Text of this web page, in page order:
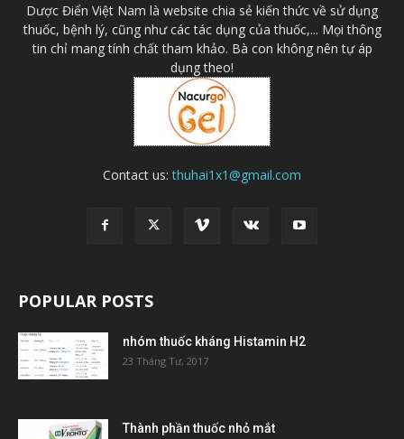
Dược Điển Việt Nam là website chia sẻ kiến thức về sử dụng
thuốc, bệnh lý, cũng như các tác dụng của thuốc,... Mọi thông
tin chỉ mang tính chất tham khảo. Bà con không nên tự áp
dụng theo!
Contact us:thuhai1x1@gmail.com
POPULAR POSTS
nhóm thuốc kháng Histamin H2
23 Tháng Tư, 2017
Thành phần thuốc nhỏ mắt